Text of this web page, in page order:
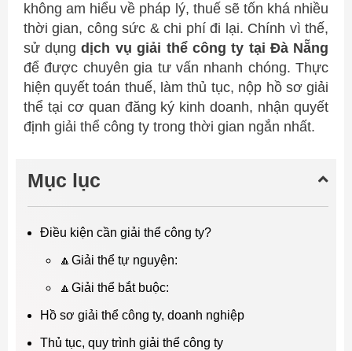
không am hiểu về pháp lý, thuế sẽ tốn khá nhiều
thời gian, công sức & chi phí đi lại. Chính vì thế,
sử dụngdịch vụ giải thể công ty tại Đà Nẵng
để được chuyên gia tư vấn nhanh chóng. Thực
hiện quyết toán thuế, làm thủ tục, nộp hồ sơ giải
thể tại cơ quan đăng ký kinh doanh, nhận quyết
định giải thể công ty trong thời gian ngắn nhất.
Mục lục
Điều kiện cần giải thể công ty?
🔼Giải thể tự nguyện:
🔼Giải thể bắt buộc:
Hồ sơ giải thể công ty, doanh nghiệp
Thủ tục, quy trình giải thể công ty